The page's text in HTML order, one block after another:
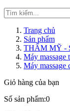
Trang chủ
Sản phẩm
THẨM MỸ -
Máy massage
Máy massage
Giỏ hàng của bạn
Số sản phẩm:0